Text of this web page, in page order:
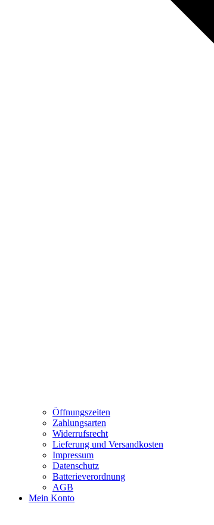
Öffnungszeiten
Zahlungsarten
Widerrufsrecht
Lieferung und Versandkosten
Impressum
Datenschutz
Batterieverordnung
AGB
Mein Konto